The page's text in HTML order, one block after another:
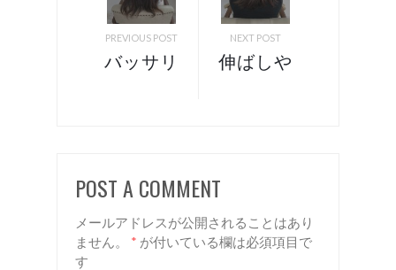
PREVIOUS POST
バッサリ
美容室
リアン
NEXT POST
伸ばしや
ー！ 諏
訪美容室
POST A COMMENT
メールアドレスが公開されることはあり
ません。
* が付いている欄は必須項目で
す